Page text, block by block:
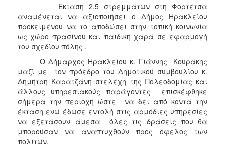
2010
2006
ΤΟΠΟΣ
ΠΟΛΙΤΙΣΜΟΣ
ΑΝΘΕΚΤΙΚΗ
Έκταση 2,5 στρεμμάτων στη Φορτέτσα
αναμένεται να αξιοποιήσει ο Δήμος Ηρακλείου
προκειμένου να το αποδώσει στην τοπική κοινωνία
ως χώρο πρασίνου και παιδική χαρά σε εφαρμογή
του σχεδίου πόλης .
Ο Δήμαρχος Ηρακλείου κ. Γιάννης Κουράκης
μαζί με τον πρόεδρο του Δημοτικού συμβουλίου κ.
Δημήτρη Καρατζάνη στελέχη της Πολεοδομίας και
άλλους υπηρεσιακούς παράγοντες επισκέφθηκε
σήμερα την περιοχή ώστε να δει από κοντά την
έκταση ενώ έδωσε εντολή στις αρμόδιες υπηρεσίες
να εξετάσουν άμεσα όλες τις δράσεις που θα
μπορούσαν να αναπτυχθούν προς όφελος των
πολιτών.